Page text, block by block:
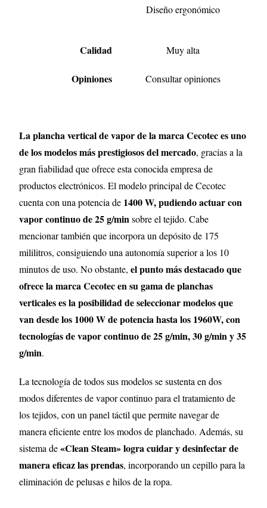
Diseño ergonómico
Calidad Muy alta
Opiniones Consultar opiniones
La plancha vertical de vapor de la marca Cecotec es uno
de los modelos más prestigiosos del mercado, gracias a la
gran fiabilidad que ofrece esta conocida empresa de
productos electrónicos. El modelo principal de Cecotec
cuenta con una potencia de 1400 W, pudiendo actuar con
vapor continuo de 25 g/minsobre el tejido. Cabe
mencionar también que incorpora un depósito de 175
mililitros, consiguiendo una autonomía superior a los 10
minutos de uso. No obstante,el punto más destacado que
ofrece la marca Cecotec en su gama de planchas
verticales es la posibilidad de seleccionar modelos que
van desde los 1000 W de potencia hasta los 1960W, con
tecnologías de vapor continuo de 25 g/min, 30 g/min y 35
g/min.
La tecnología de todos sus modelos se sustenta en dos
modos diferentes de vapor continuo para el tratamiento de
los tejidos, con un panel táctil que permite navegar de
manera eficiente entre los modos de planchado. Además, su
sistema de«Clean Steam» logra cuidar y desinfectar de
manera eficaz las prendas, incorporando un cepillo para la
eliminación de pelusas e hilos de la ropa.